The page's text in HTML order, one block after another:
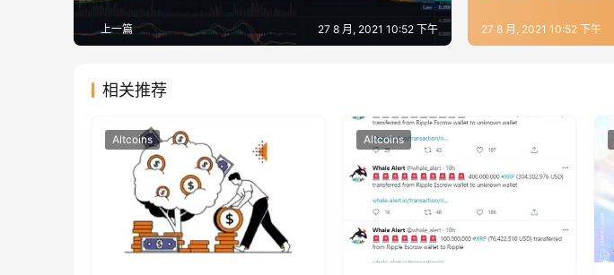
上一篇 27 8 月, 2021 10:52 下午 27 8 月, 2021 10:52 下午
相关推荐
Altcoins Altcoins